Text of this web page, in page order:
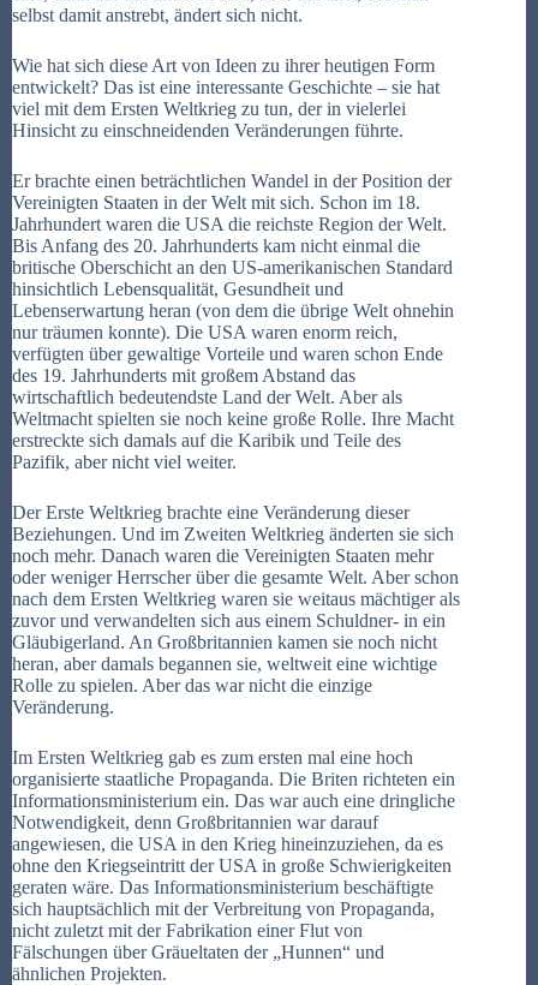
selbst damit anstrebt, ändert sich nicht.
Wie hat sich diese Art von Ideen zu ihrer heutigen Form
entwickelt? Das ist eine interessante Geschichte – sie hat
viel mit dem Ersten Weltkrieg zu tun, der in vielerlei
Hinsicht zu einschneidenden Veränderungen führte.
Er brachte einen beträchtlichen Wandel in der Position der
Vereinigten Staaten in der Welt mit sich. Schon im 18.
Jahrhundert waren die USA die reichste Region der Welt.
Bis Anfang des 20. Jahrhunderts kam nicht einmal die
britische Oberschicht an den US-amerikanischen Standard
hinsichtlich Lebensqualität, Gesundheit und
Lebenserwartung heran (von dem die übrige Welt ohnehin
nur träumen konnte). Die USA waren enorm reich,
verfügten über gewaltige Vorteile und waren schon Ende
des 19. Jahrhunderts mit großem Abstand das
wirtschaftlich bedeutendste Land der Welt. Aber als
Weltmacht spielten sie noch keine große Rolle. Ihre Macht
erstreckte sich damals auf die Karibik und Teile des
Pazifik, aber nicht viel weiter.
Der Erste Weltkrieg brachte eine Veränderung dieser
Beziehungen. Und im Zweiten Weltkrieg änderten sie sich
noch mehr. Danach waren die Vereinigten Staaten mehr
oder weniger Herrscher über die gesamte Welt. Aber schon
nach dem Ersten Weltkrieg waren sie weitaus mächtiger als
zuvor und verwandelten sich aus einem Schuldner- in ein
Gläubigerland. An Großbritannien kamen sie noch nicht
heran, aber damals begannen sie, weltweit eine wichtige
Rolle zu spielen. Aber das war nicht die einzige
Veränderung.
Im Ersten Weltkrieg gab es zum ersten mal eine hoch
organisierte staatliche Propaganda. Die Briten richteten ein
Informationsministerium ein. Das war auch eine dringliche
Notwendigkeit, denn Großbritannien war darauf
angewiesen, die USA in den Krieg hineinzuziehen, da es
ohne den Kriegseintritt der USA in große Schwierigkeiten
geraten wäre. Das Informationsministerium beschäftigte
sich hauptsächlich mit der Verbreitung von Propaganda,
nicht zuletzt mit der Fabrikation einer Flut von
Fälschungen über Gräueltaten der „Hunnen“ und
ähnlichen Projekten.